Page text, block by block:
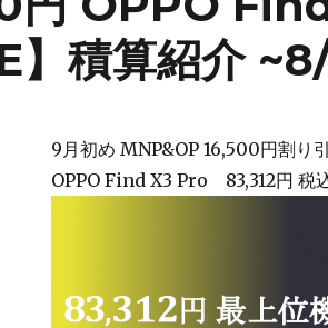
】積算紹介
9月初め MNP&OP 16,500円割り
OPPO Find X3 Pro 83,312円 税